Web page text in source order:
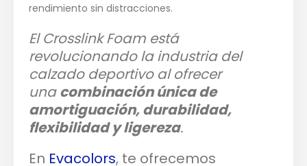
rendimiento sin distracciones.
El Crosslink Foam está
revolucionando la industria del
calzado deportivo al ofrecer
unacombinación única de
amortiguación, durabilidad,
flexibilidad y ligereza.
En Evacolors, te ofrecemos